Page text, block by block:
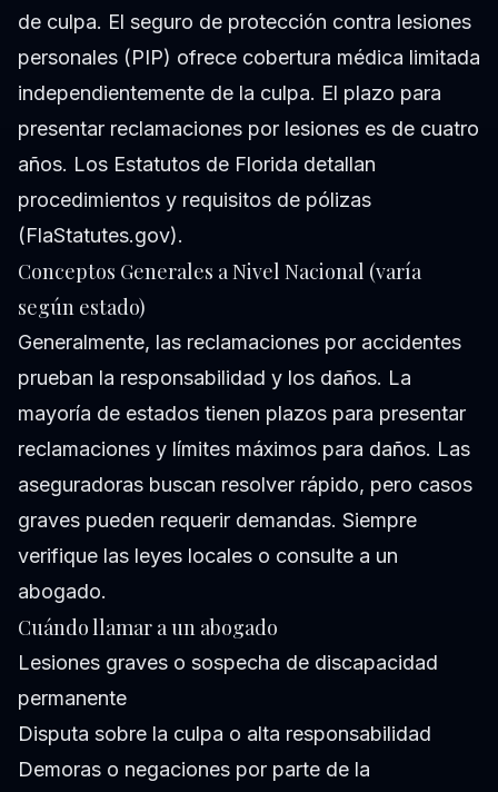
de culpa. El seguro de protección contra lesiones
personales (PIP) ofrece cobertura médica limitada
independientemente de la culpa. El plazo para
presentar reclamaciones por lesiones es de cuatro
años. Los Estatutos de Florida detallan
procedimientos y requisitos de pólizas
(FlaStatutes.gov).
Conceptos Generales a Nivel Nacional (varía
según estado)
Generalmente, las reclamaciones por accidentes
prueban la responsabilidad y los daños. La
mayoría de estados tienen plazos para presentar
reclamaciones y límites máximos para daños. Las
aseguradoras buscan resolver rápido, pero casos
graves pueden requerir demandas. Siempre
verifique las leyes locales o consulte a un
abogado.
Cuándo llamar a un abogado
Lesiones graves o sospecha de discapacidad
permanente
Disputa sobre la culpa o alta responsabilidad
Demoras o negaciones por parte de la